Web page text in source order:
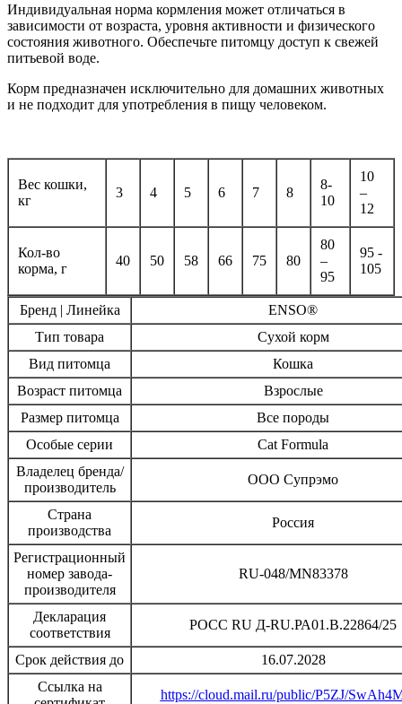
Индивидуальная норма кормления может отличаться в
зависимости от возраста, уровня активности и физического
состояния животного. Обеспечьте питомцу доступ к свежей
питьевой воде.
Корм предназначен исключительно для домашних животных
и не подходит для употребления в пищу человеком.
Вес кошки,
кг
3 4 5 6 7 8
8-
10
10
–
12
Кол-во
корма, г
40 50 58 66 75 80
80
–
95
95 -
105
Бренд | Линейка
ENSO®
Тип товара
Сухой корм
Вид питомца
Кошка
Возраст питомца
Взрослые
Размер питомца
Все породы
Особые серии
Cat Formula
Владелец бренда/
производитель
ООО Супрэмо
Страна
производства
Россия
Регистрационный
номер завода-
производителя
RU-048/MN83378
Декларация
соответствия
РОСС RU Д-RU.РА01.В.22864/25
Срок действия до
16.07.2028
Ссылка на
https://cloud.mail.ru/public/P5ZJ/